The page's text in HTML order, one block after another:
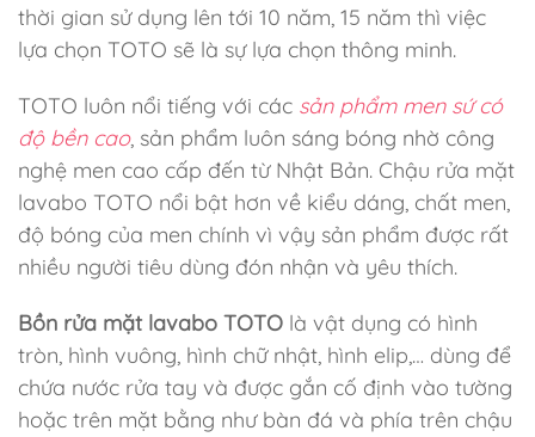
thời gian sử dụng lên tới 10 năm, 15 năm thì việc
lựa chọn TOTO sẽ là sự lựa chọn thông minh.
TOTO luôn nổi tiếng với các sản phẩm men sứ có
độ bền cao, sản phẩm luôn sáng bóng nhờ công
nghệ men cao cấp đến từ Nhật Bản. Chậu rửa mặt
lavabo TOTO nổi bật hơn về kiểu dáng, chất men,
độ bóng của men chính vì vậy sản phẩm được rất
nhiều người tiêu dùng đón nhận và yêu thích.
Bồn rửa mặt lavabo TOTO là vật dụng có hình
tròn, hình vuông, hình chữ nhật, hình elip,… dùng để
chứa nước rửa tay và được gắn cố định vào tường
hoặc trên mặt bằng như bàn đá và phía trên chậu